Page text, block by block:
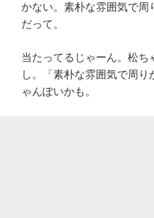
かない。素朴な雰囲気で周
だって。
当たってるじゃーん。松ち
し。「素朴な雰囲気で周
ゃんぽいかも。